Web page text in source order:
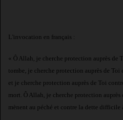
L'invocation en français :
« Ô Allah, je cherche protection auprès de
tombe, je cherche protection auprès de
et je cherche protection auprès de Toi
mort. Ô Allah, je cherche protection auprès
mènent au péché et contre la dette difficile